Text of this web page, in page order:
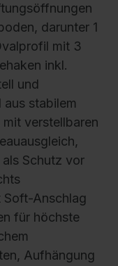
darunter 1
mit 3
inkl.
und
stabilem
verstellbaren
Schutz vor
Soft-Anschlag
für höchste
Aufhängung